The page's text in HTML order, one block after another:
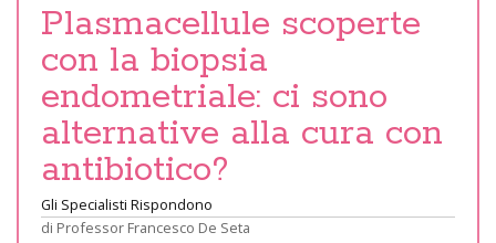
Plasmacellule scoperte
con la biopsia
endometriale: ci sono
alternative alla cura con
antibiotico?
Gli Specialisti Rispondono
di Professor Francesco De Seta